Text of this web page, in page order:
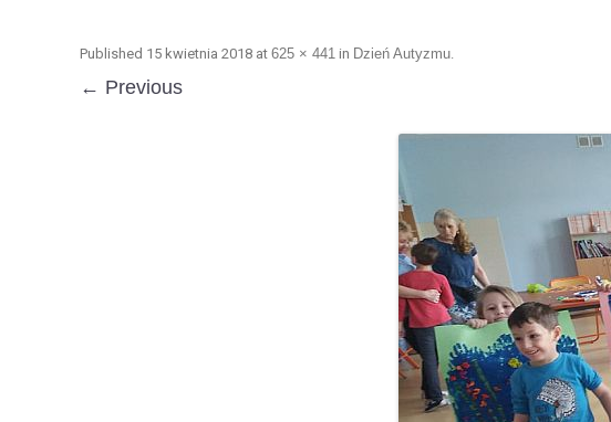
Published 15 kwietnia 2018 at 625 × 441 in Dzień Autyzmu.
← Previous